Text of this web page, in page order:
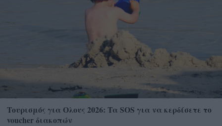
Τουρισμός για Ολους 2026: Τα SOS για να κερδίσετε το
voucher διακοπών